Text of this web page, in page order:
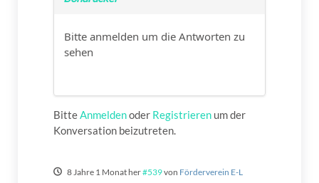
Bitte anmelden um die Antworten zu
sehen
BitteAnmeldenoder Registrieren um der
Konversation beizutreten.
8 Jahre 1 Monat her#539von Förderverein E-L